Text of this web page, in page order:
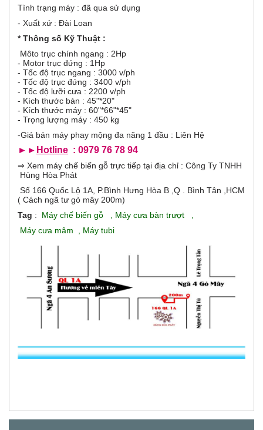
o
n
G
t
đ
n
g
)
Tình trạng máy : đã qua sử dụng
- Xuất xứ : Đài Loan
* Thông số Kỹ Thuật :
Môto trục chính ngang : 2Hp
- Motor trục đứng : 1Hp
- Tốc độ trục ngang : 3000 v/ph
- Tốc độ trục đứng : 3400 v/ph
- Tốc độ lưỡi cưa : 2200 v/ph
- Kích thước bàn : 45"*20"
- Kích thước máy : 60"*66"*45"
- Trọng lượng máy : 450 kg
-Giá bán máy phay mộng đa năng 1 đầu : Liên Hệ
►► Hotline : 0979 76 78 94
⇒ Xem máy chế biến gỗ trực tiếp tại địa chỉ : Công Ty TNHH
Hùng Hòa Phát
Số 166 Quốc Lộ 1A, P.Bình Hưng Hòa B ,Q . Bình Tân ,HCM
( Cách ngã tư gò mây 200m)
Tag : Máy chế biến gỗ Máy cưa bàn trượt
Máy cưa mâm
Máy tubi